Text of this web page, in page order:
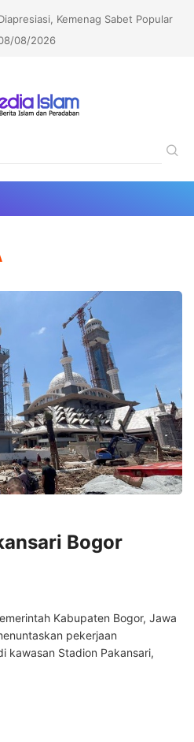
Kemenag Sabet Popular
Institutions Award 2026
08/2026
Bogor
Kabupaten Bogor, Jawa
pekerjaan
kawasan Stadion Pakansari,